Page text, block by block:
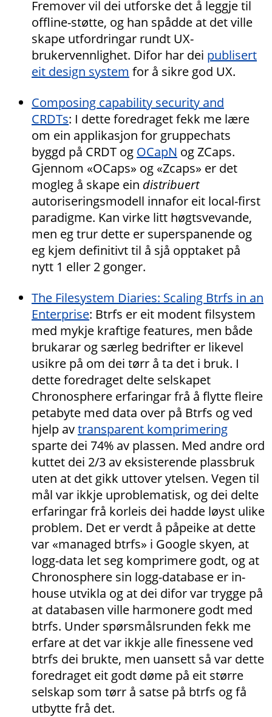
Fremover vil dei utforske det å leggje til
offline-støtte, og han spådde at det ville
skape utfordringar rundt UX-
brukervennlighet. Difor har dei publisert
eit design system for å sikre god UX.
Composing capability security and
CRDTs: I dette foredraget fekk me lære
om ein applikasjon for gruppechats
byggd på CRDT og OCapN og ZCaps.
Gjennom «OCaps» og «Zcaps» er det
mogleg å skape ein distribuert
autoriseringsmodell innafor eit local-first
paradigme. Kan virke litt høgtsvevande,
men eg trur dette er superspanende og
eg kjem definitivt til å sjå opptaket på
nytt 1 eller 2 gonger.
The Filesystem Diaries: Scaling Btrfs in an
Enterprise: Btrfs er eit modent filsystem
med mykje kraftige features, men både
brukarar og særleg bedrifter er likevel
usikre på om dei tørr å ta det i bruk. I
dette foredraget delte selskapet
Chronosphere erfaringar frå å flytte fleire
petabyte med data over på Btrfs og ved
hjelp avtransparent komprimering
sparte dei 74% av plassen. Med andre ord
kuttet dei 2/3 av eksisterende plassbruk
uten at det gikk uttover ytelsen. Vegen til
mål var ikkje uproblematisk, og dei delte
erfaringar frå korleis dei hadde løyst ulike
problem. Det er verdt å påpeike at dette
var «managed btrfs» i Google skyen, at
logg-data let seg komprimere godt, og at
Chronosphere sin logg-database er in-
house utvikla og at dei difor var trygge på
at databasen ville harmonere godt med
btrfs. Under spørsmålsrunden fekk me
erfare at det var ikkje alle finessene ved
btrfs dei brukte, men uansett så var dette
foredraget eit godt døme på eit større
selskap som tørr å satse på btrfs og få
utbytte frå det.